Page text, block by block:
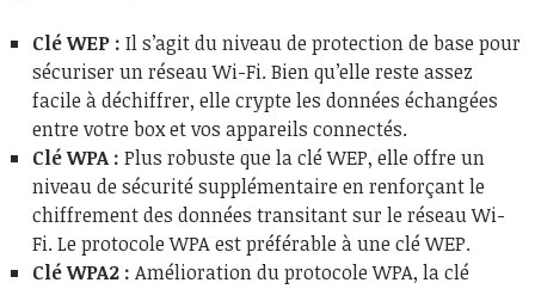
Clé WEP : Il s’agit du niveau de protection de base pour
sécuriser un réseau Wi-Fi. Bien qu’elle reste assez
facile à déchiffrer, elle crypte les données échangées
entre votre box et vos appareils connectés.
Clé WPA : Plus robuste que la clé WEP, elle offre un
niveau de sécurité supplémentaire en renforçant le
chiffrement des données transitant sur le réseau Wi-
Fi. Le protocole WPA est préférable à une clé WEP.
Clé WPA2 : Amélioration du protocole WPA, la clé